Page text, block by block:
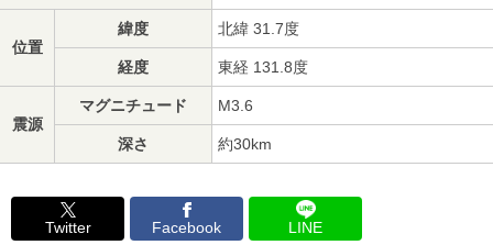
位置
緯度 北緯 31.7度
経度 東経 131.8度
震源
マグニチュード M3.6
深さ 約30km
Twitter Facebook LINE